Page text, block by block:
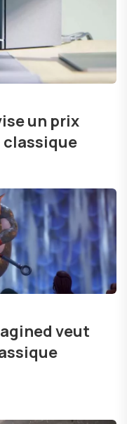
un prix
classique
veut